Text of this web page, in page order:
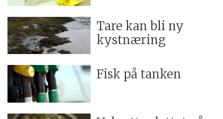
Tare kan bli ny
kystnæring
Fisk på tanken